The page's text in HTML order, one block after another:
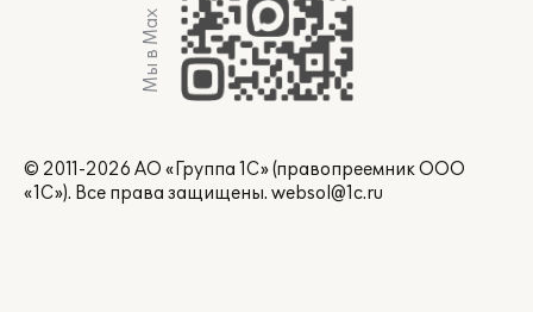
Мы в Max
© 2011-2026 АО «Группа 1С» (правопреемник ООО
«1С»). Все права защищены. websol@1c.ru